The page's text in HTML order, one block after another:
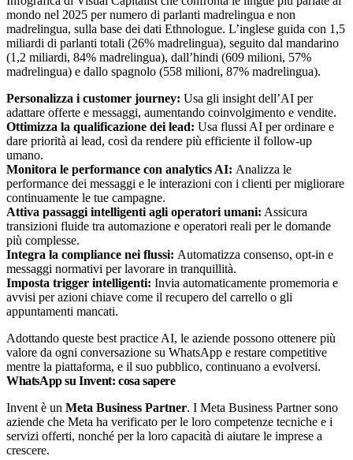
mondo nel 2025 per numero di parlanti madrelingua e non
madrelingua, sulla base dei dati Ethnologue. L’inglese guida con 1,5
miliardi di parlanti totali (26% madrelingua), seguito dal mandarino
(1,2 miliardi, 84% madrelingua), dall’hindi (609 milioni, 57%
madrelingua) e dallo spagnolo (558 milioni, 87% madrelingua).
Personalizza i customer journey: Usa gli insight dell’AI per
adattare offerte e messaggi, aumentando coinvolgimento e vendite.
Ottimizza la qualificazione dei lead: Usa flussi AI per ordinare e
dare priorità ai lead, così da rendere più efficiente il follow-up
umano.
Monitora le performance con analytics AI: Analizza le
performance dei messaggi e le interazioni con i clienti per migliorare
continuamente le tue campagne.
Attiva passaggi intelligenti agli operatori umani: Assicura
transizioni fluide tra automazione e operatori reali per le domande
più complesse.
Integra la compliance nei flussi: Automatizza consenso, opt-in e
messaggi normativi per lavorare in tranquillità.
Imposta trigger intelligenti: Invia automaticamente promemoria e
avvisi per azioni chiave come il recupero del carrello o gli
appuntamenti mancati.
Adottando queste best practice AI, le aziende possono ottenere più
valore da ogni conversazione su WhatsApp e restare competitive
mentre la piattaforma, e il suo pubblico, continuano a evolversi.
WhatsApp su Invent: cosa sapere
Invent è un Meta Business Partner. I Meta Business Partner sono
aziende che Meta ha verificato per le loro competenze tecniche e i
servizi offerti, nonché per la loro capacità di aiutare le imprese a
crescere.